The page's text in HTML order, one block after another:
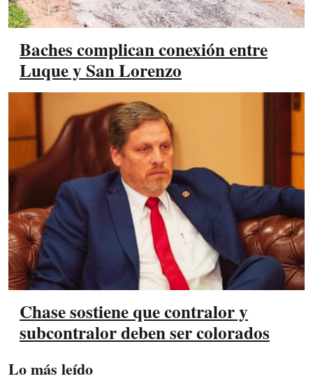
Baches complican conexión entre
Luque y San Lorenzo
Chase sostiene que contralor y
subcontralor deben ser colorados
Lo más leído